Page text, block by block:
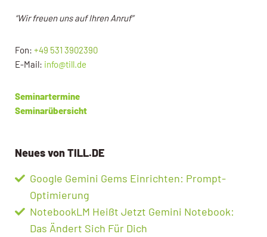
“Wir freuen uns auf Ihren Anruf”
Fon: +49 531 3902390
E-Mail: info@till.de
Seminartermine
Seminarübersicht
Neues von TILL.DE
Google Gemini Gems Einrichten: Prompt-
Optimierung
NotebookLM Heißt Jetzt Gemini Notebook:
Das Ändert Sich Für Dich